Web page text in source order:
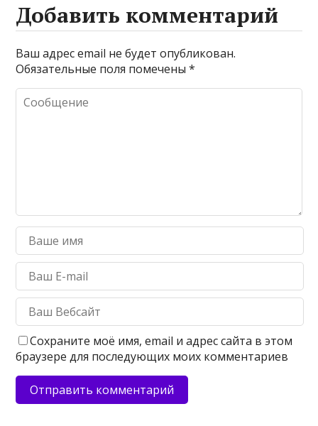
Добавить комментарий
Ваш адрес email не будет опубликован.
Обязательные поля помечены*
Сохраните моё имя, email и адрес сайта в этом
браузере для последующих моих комментариев